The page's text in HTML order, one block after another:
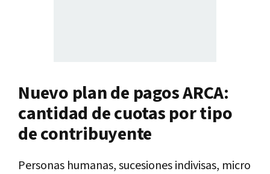
Nuevo plan de pagos ARCA:
cantidad de cuotas por tipo
de contribuyente
Personas humanas, sucesiones indivisas, micro